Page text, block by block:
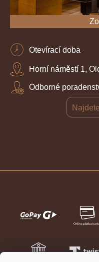
Otevírací doba
Horní náměstí 1,
Odborné